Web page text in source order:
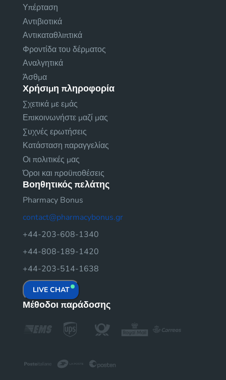
Υπέρταση
Αντιβιοτικά
Αντικαταθλιπτικά
Φροντίδα του δέρματος
Αναλγητικά
Άσθμα
Χρήσιμη πληροφορία
Σχετικά με εμάς
Επικοινωνήστε μαζί μας
Συχνές ερωτήσεις
Κατάσταση παραγγελίας
Οι πολιτικές μας
Όροι και προϋποθέσεις
Βοηθητικός πελάτης
Pharmacy Bonus
contact@pharmacybonus.gr
+44-203-608-1340
+44-808-189-1420
+44-203-514-1638
LIVE CHAT
Μέθοδοι παράδοσης